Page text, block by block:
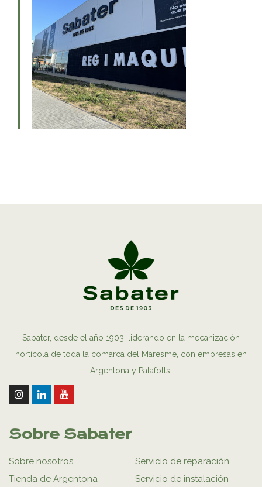
Sabater, desde el año 1903, liderando en la mecanización
hortícola de toda la comarca del Maresme, con empresas en
Argentona y Palafolls.
Sobre Sabater
Sobre nosotros
Tienda de Argentona
Servicio de reparación
Servicio de instalación